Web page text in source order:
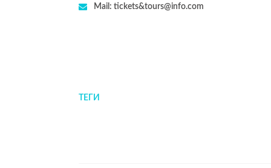
Mail: tickets&tours@info.com
ТЕГИ